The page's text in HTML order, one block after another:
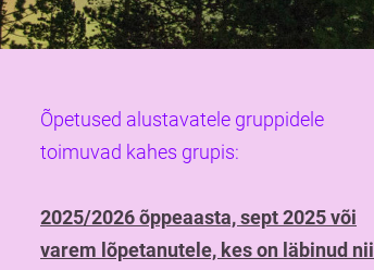
Õpetused alustavatele gruppidele
toimuvad kahes grupis:
2025/2026 õppeaasta, sept 2025 või
varem lõpetanutele, kes on läbinud nii